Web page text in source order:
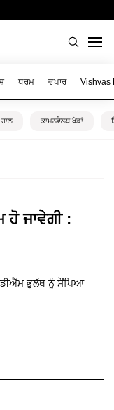
ਧਰਮ ਵਪਾਰ Vishvas
ਕਾਮਨਵੈਲਥ ਖੇਡਾਂ
ਹੋ ਜਾਵੇਗੀ :
ਭੁਲੱਥ ਨੂੰ ਸੌਂਪਿਆ